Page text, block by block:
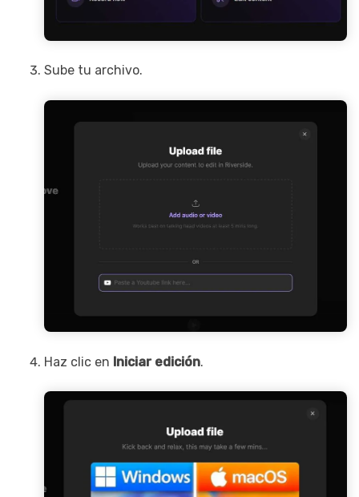
Sube tu archivo.
Haz clic en Iniciar edición.